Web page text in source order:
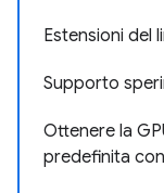
Estensioni del
Supporto
Ottenere la
predefinita